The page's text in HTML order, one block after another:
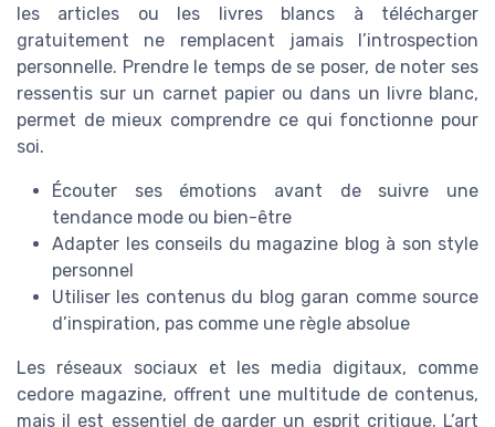
les articles ou les livres blancs à télécharger
gratuitement ne remplacent jamais l’introspection
personnelle. Prendre le temps de se poser, de noter ses
ressentis sur un carnet papier ou dans un livre blanc,
permet de mieux comprendre ce qui fonctionne pour
soi.
Écouter ses émotions avant de suivre une
tendance mode ou bien-être
Adapter les conseils du magazine blog à son style
personnel
Utiliser les contenus du blog garan comme source
d’inspiration, pas comme une règle absolue
Les réseaux sociaux et les media digitaux, comme
cedore magazine, offrent une multitude de contenus,
mais il est essentiel de garder un esprit critique. L’art